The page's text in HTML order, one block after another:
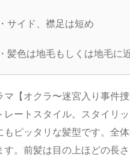
・サイド、襟足は短め
・髪色は地毛もしくは地毛に
マ【オクラ〜迷宮入り事件
レートスタイル。スタイリ
もピッタリな髪型です。全
す。前髪は目の上ほどの長